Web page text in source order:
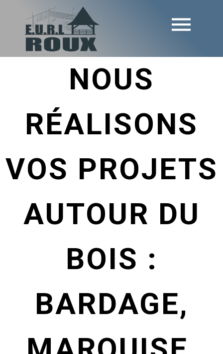
NOUS
RÉALISONS
VOS PROJETS
AUTOUR DU
BOIS :
BARDAGE,